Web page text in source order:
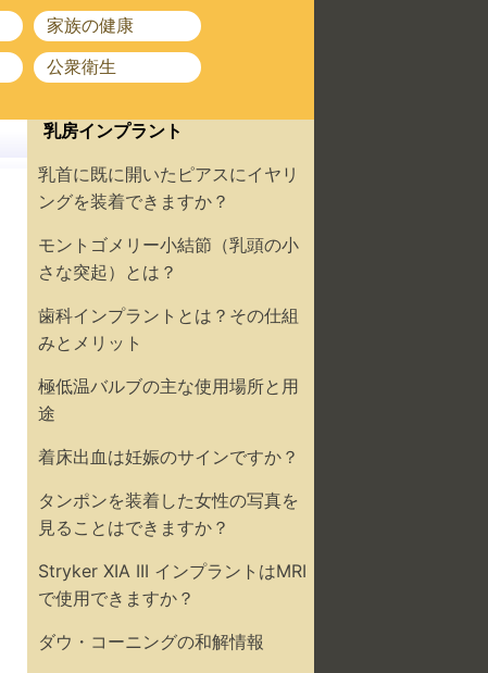
家族の健康
公衆衛生
乳房インプラント
乳首に既に開いたピアスにイヤリ
ングを装着できますか？
モントゴメリー小結節（乳頭の小
さな突起）とは？
歯科インプラントとは？その仕組
みとメリット
極低温バルブの主な使用場所と用
途
着床出血は妊娠のサインですか？
タンポンを装着した女性の写真を
見ることはできますか？
Stryker XIA III インプラントはMRI
で使用できますか？
ダウ・コーニングの和解情報